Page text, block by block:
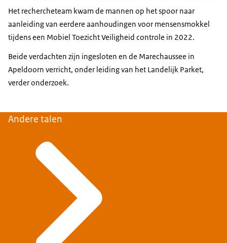
Het rechercheteam kwam de mannen op het spoor naar
aanleiding van eerdere aanhoudingen voor mensensmokkel
tijdens een Mobiel Toezicht Veiligheid controle in 2022.
Beide verdachten zijn ingesloten en de Marechaussee in
Apeldoorn verricht, onder leiding van het Landelijk Parket,
verder onderzoek.
Andere talen